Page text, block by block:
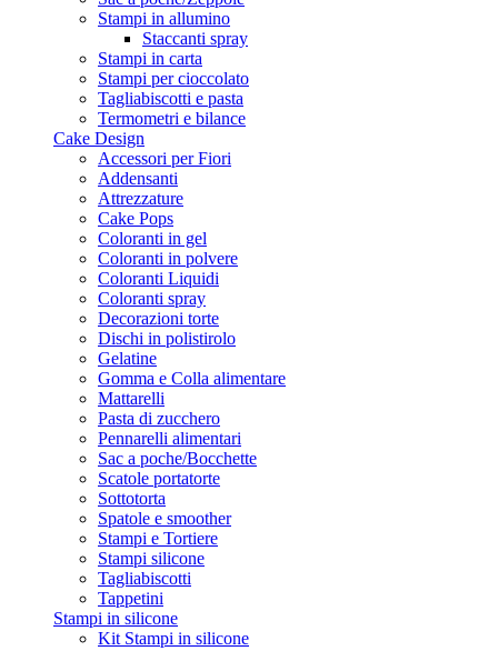
Stampi in allumino
Staccanti spray
Stampi in carta
Stampi per cioccolato
Tagliabiscotti e pasta
Termometri e bilance
Cake Design
Accessori per Fiori
Addensanti
Attrezzature
Cake Pops
Coloranti in gel
Coloranti in polvere
Coloranti Liquidi
Coloranti spray
Decorazioni torte
Dischi in polistirolo
Gelatine
Gomma e Colla alimentare
Mattarelli
Pasta di zucchero
Pennarelli alimentari
Sac a poche/Bocchette
Scatole portatorte
Sottotorta
Spatole e smoother
Stampi e Tortiere
Stampi silicone
Tagliabiscotti
Tappetini
Stampi in silicone
Kit Stampi in silicone